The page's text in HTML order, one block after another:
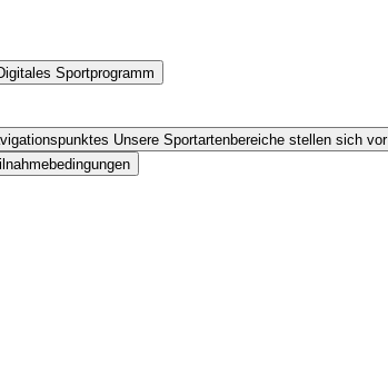
Sportprogramm
Unsere Sportartenbereiche stellen sich vor